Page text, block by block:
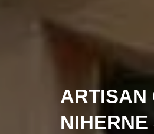
ARTISAN
NIHERNE